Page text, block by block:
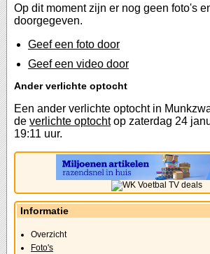
Op dit moment zijn er nog geen foto's
doorgegeven.
Geef een foto door
Geef een video door
Ander verlichte optocht
Een ander verlichte optocht in
de verlichte optochtop zaterdag 24
19:11 uur.
Informatie
Overzicht
Foto's